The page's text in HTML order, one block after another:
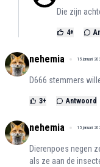
Die zijn
4+
nehemia 15 januari
D666 stemmers
3+ Antwoord
nehemia 15 januari
Dierenpoes negen
als ze aan de